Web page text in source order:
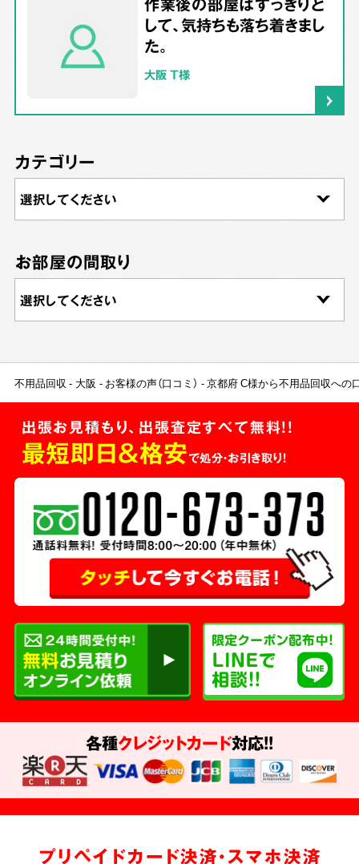
して、気持ちも落ち着きまし
た。
大阪 T様
カテゴリー
お部屋の間取り
不用品回収 大阪 お客様の声（口コミ） 京都府 C様から不用品回収への
出張お見積もり、出張査定すべて無料!!
最短即日＆格安で処分・お引き取り！
各種クレジットカード対応!!
プリペイドカード決済・スマホ決済